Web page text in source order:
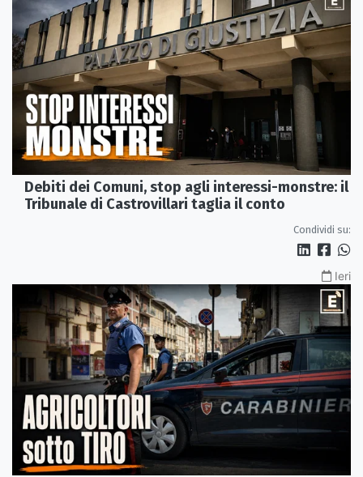
Debiti dei Comuni, stop agli interessi-monstre: il
Tribunale di Castrovillari taglia il conto
Condividi su:
Ieri